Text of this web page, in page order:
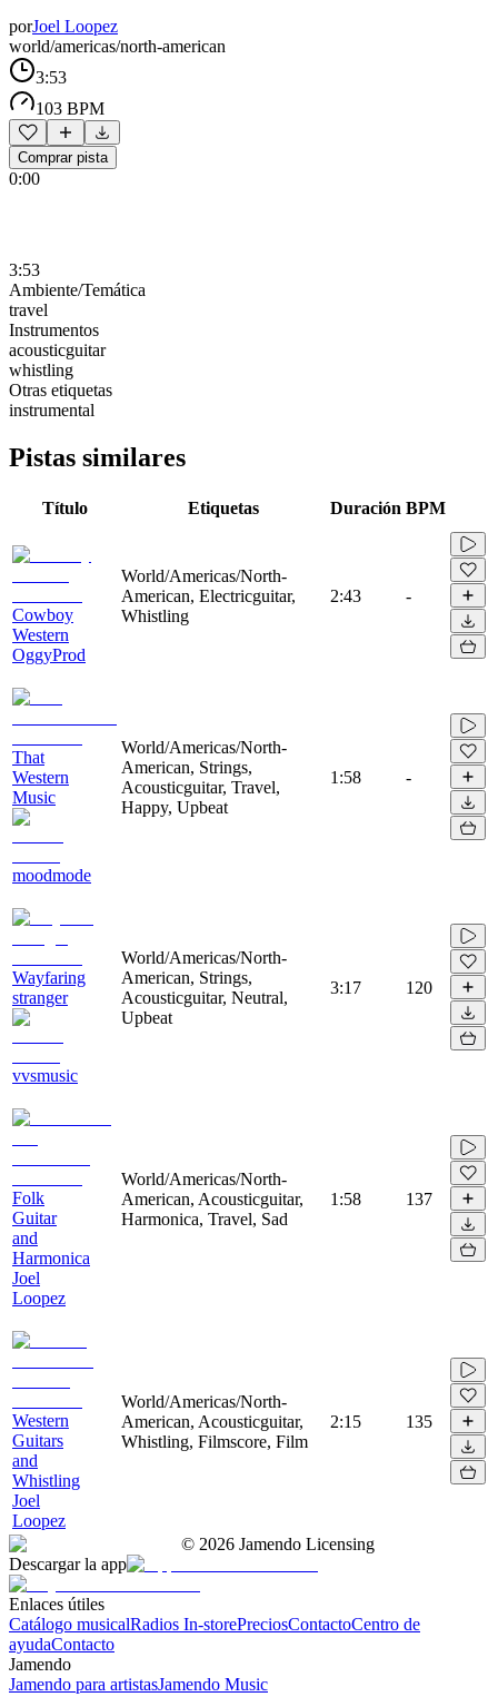
porJoel Loopez
world/americas/north-american
3:53
103 BPM
Comprar pista
0:00
3:53
Ambiente/Temática
travel
Instrumentos
acousticguitar
whistling
Otras etiquetas
instrumental
Pistas similares
Título Etiquetas Duración BPM
Cowboy
Western
OggyProd
World/Americas/North-
American, Electricguitar,
Whistling
2:43 -
That
Western
Music
moodmode
World/Americas/North-
American, Strings,
Acousticguitar, Travel,
Happy, Upbeat
1:58 -
Wayfaring
stranger
vvsmusic
World/Americas/North-
American, Strings,
Acousticguitar, Neutral,
Upbeat
3:17 120
Folk
Guitar
and
Harmonica
Joel
Loopez
World/Americas/North-
American, Acousticguitar,
Harmonica, Travel, Sad
1:58 137
Western
Guitars
and
Whistling
Joel
Loopez
World/Americas/North-
American, Acousticguitar,
Whistling, Filmscore, Film
2:15 135
© 2026 Jamendo Licensing
Descargar la app
Enlaces útiles
Catálogo musicalRadios In-storePreciosContactoCentro de
ayudaContacto
Jamendo
Jamendo para artistasJamendo Music